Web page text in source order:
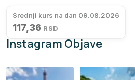
Srednji kurs na dan 09.08.2026
117,36 RSD
Instagram Objave